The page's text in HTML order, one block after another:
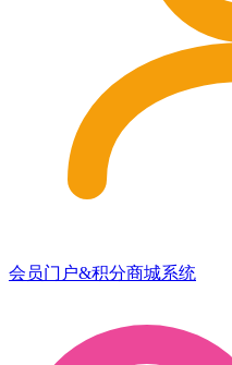
会员门户&积分商城系统